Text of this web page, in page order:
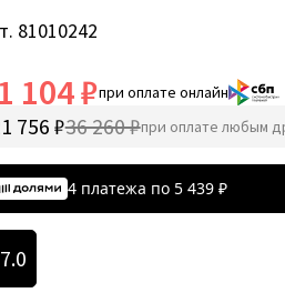
81010242
104 ₽при оплате онлайн
756 ₽36 260 ₽при оплате любым
4 платежа по 5 439₽